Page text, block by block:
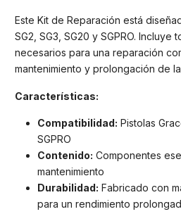
Este Kit de Reparación está
SG2, SG3, SG20 y SGPRO.
necesarios para una reparación
mantenimiento y prolongación de
Características:
Compatibilidad: Pistolas
SGPRO
Contenido: Componentes
mantenimiento
Durabilidad: Fabricado con
para un rendimiento